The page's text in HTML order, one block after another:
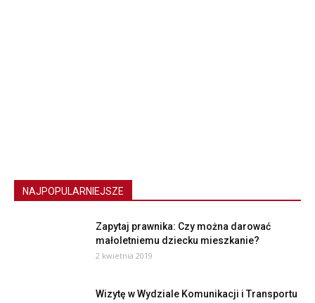
NAJPOPULARNIEJSZE
Zapytaj prawnika: Czy można darować
małoletniemu dziecku mieszkanie?
2 kwietnia 2019
Wizytę w Wydziale Komunikacji i Transportu